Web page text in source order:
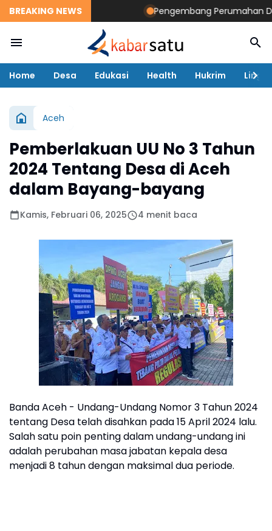
BREAKING NEWS Pengembang Perumahan
Home Desa Edukasi Health Hukrim
Aceh
Pemberlakuan UU No 3 Tahun
2024 Tentang Desa di Aceh
dalam Bayang-bayang
Kamis, Februari 06, 2025 4 menit baca
Banda Aceh - Undang-Undang Nomor 3 Tahun 2024
tentang Desa telah disahkan pada 15 April 2024 lalu.
Salah satu poin penting dalam undang-undang ini
adalah perubahan masa jabatan kepala desa
menjadi 8 tahun dengan maksimal dua periode.